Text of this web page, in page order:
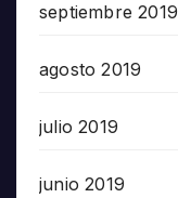
septiembre 2019
agosto 2019
julio 2019
junio 2019